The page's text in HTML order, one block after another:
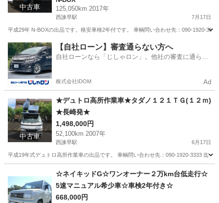
中古車
125,050km 2017年
西諫早駅 7月17日
平成29年 N-BOXの出品です。格安車検2年付です。 車輌問い合わせ先：090-1920-3333
長崎 諫早市 西諫早駅 N-BOX スライドドア
【自社ローン】審査通らない方へ
自社ローンなら「じしゃロン」。他社の審査に通らな
株式会社IDOM Ad
中古車
★デュトロ高所作業車★タダノ１２１ＴＧ(１２ｍ)
★長崎発★
1,498,000円
52,100km 2007年
西諫早駅 6月17日
平成19年式デュトロ高所作業車の出品です。 車輌問い合わせ先：090-1920-3333 迄
西諫早駅 その他 デュトロ
☆ネイキッドG☆ワンオーナー２万km台低走行☆
5速マニュアル希少車☆車検2年付き☆
668,000円